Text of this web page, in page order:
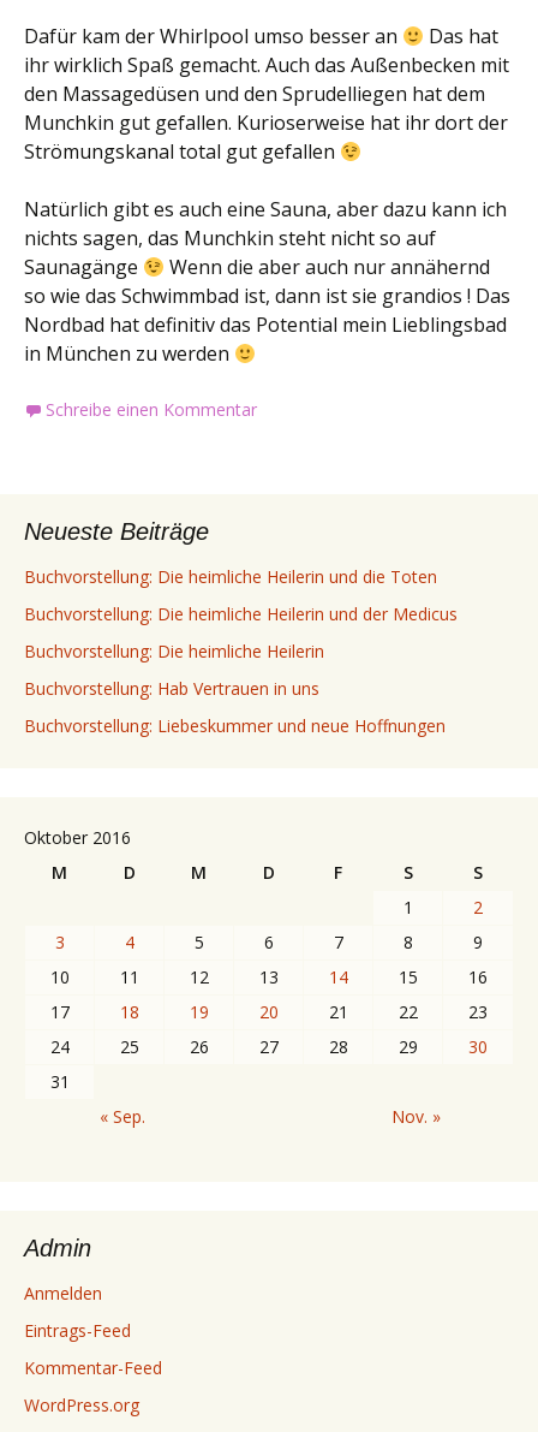
Dafür kam der Whirlpool umso besser an
Das hat
ihr wirklich Spaß gemacht. Auch das Außenbecken mit
den Massagedüsen und den Sprudelliegen hat dem
Munchkin gut gefallen. Kurioserweise hat ihr dort der
Strömungskanal total gut gefallen
Natürlich gibt es auch eine Sauna, aber dazu kann ich
nichts sagen, das Munchkin steht nicht so auf
Saunagänge
Wenn die aber auch nur annähernd
so wie das Schwimmbad ist, dann ist sie grandios ! Das
Nordbad hat definitiv das Potential mein Lieblingsbad
in München zu werden
Schreibe einen Kommentar
Neueste Beiträge
Buchvorstellung: Die heimliche Heilerin und die Toten
Buchvorstellung: Die heimliche Heilerin und der Medicus
Buchvorstellung: Die heimliche Heilerin
Buchvorstellung: Hab Vertrauen in uns
Buchvorstellung: Liebeskummer und neue Hoffnungen
Oktober 2016
M
D M D F S
S
1
2
3
4 5 6 7 8
9
10
11 12 13 14 15
16
17
18 19 20 21 22
23
24
25 26 27 28 29
30
31
« Sep.
Nov. »
Admin
Anmelden
Eintrags-Feed
Kommentar-Feed
WordPress.org